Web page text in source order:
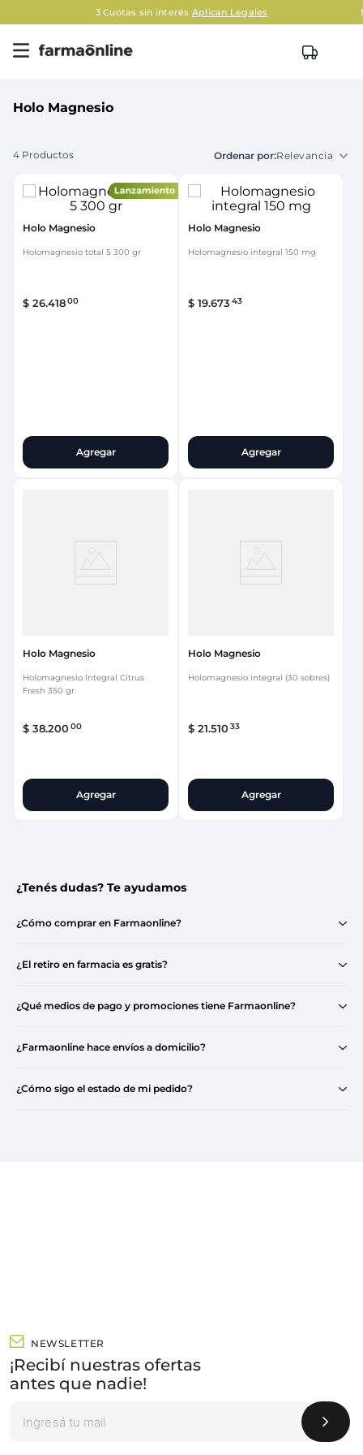
3 Cuotas sin interés Aplican Legales
Holo Magnesio
4 Productos Relevancia
Holo Magnesio
Holomagnesio total 5 300 gr
$ 26.41800
Agregar
Holo Magnesio
Holomagnesio integral 150 mg
$ 19.673 43
Agregar
Holo Magnesio
Holomagnesio Integral Citrus
Fresh 350 gr
$ 38.20000
Agregar
Holo Magnesio
Holomagnesio integral (30 sobres)
$ 21.51033
Agregar
¿Tenés dudas? Te ayudamos
¿Cómo comprar en Farmaonline?
¿El retiro en farmacia es gratis?
¿Qué medios de pago y promociones tiene Farmaonline?
¿Farmaonline hace envíos a domicilio?
¿Cómo sigo el estado de mi pedido?
NEWSLETTER
¡Recibí nuestras ofertas
antes que nadie!